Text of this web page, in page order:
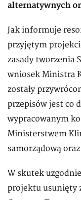
alternatywnych
Jak informuje
przyjętym
zasady tworzenia
wniosek Ministra
zostały
przepisów jest co
wypracowanym
Ministerstwem
samorządową
W skutek
projektu usunięty